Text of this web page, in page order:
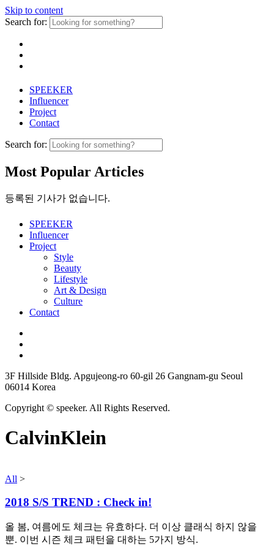
Skip to content
Search for:
SPEEKER
Influencer
Project
Contact
Search for:
Most Popular Articles
등록된 기사가 없습니다.
SPEEKER
Influencer
Project
Style
Beauty
Lifestyle
Art & Design
Culture
Contact
3F Hillside Bldg. Apgujeong-ro 60-gil 26 Gangnam-gu Seoul
06014 Korea
Copyright © speeker. All Rights Reserved.
CalvinKlein
All >
2018 S/S TREND : Check in!
올 봄, 여름에도 체크는 유효하다. 더 이상 클래식 하지 않을
뿐. 이번 시즌 체크 패턴을 대하는 5가지 방식.